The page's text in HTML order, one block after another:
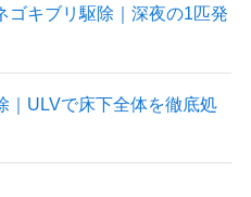
ゴキブリ駆除｜深夜の1匹発
｜ULVで床下全体を徹底処